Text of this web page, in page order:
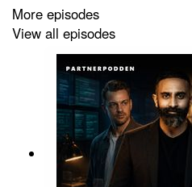
Lyssnaren får konkreta
risker, guardrails och råd för
2026: börja med styrning,
en ny teammedlem, inte ett
Kapitel:
02:00 Varför
More episodes
View all episodes